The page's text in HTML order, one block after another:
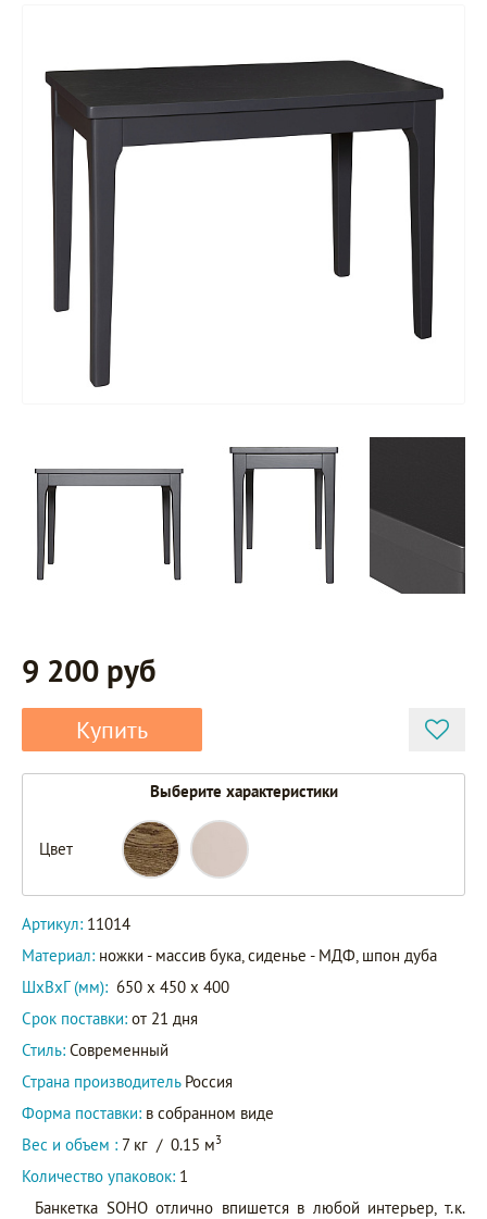
9 200 руб
Купить
Выберите характеристики
Цвет
11014.01
11014.02
Артикул: 11014
Материал: ножки - массив бука, сиденье - МДФ, шпон дуба
ШxВxГ (мм): 650 x 450 x 400
Срок поставки: от 21 дня
Стиль: Современный
Страна производитель Россия
Форма поставки: в собранном виде
Вес и объем : 7 кг / 0.15 м3
Количество упаковок: 1
Банкетка SOHO отлично впишется в любой интерьер, т.к.